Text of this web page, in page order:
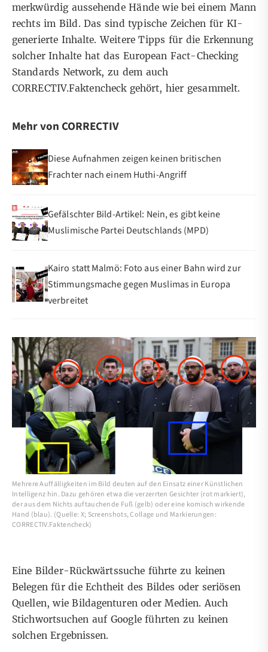
merkwürdig aussehende Hände wie bei einem Mann
rechts im Bild.Das sind typische Zeichen für KI-
generierte Inhalte. Weitere Tipps für die Erkennung
solcher Inhalte hat das European Fact-Checking
Standards Network, zu dem auch
CORRECTIV.Faktencheck gehört,hier gesammelt.
Mehr von CORRECTIV
Diese Aufnahmen zeigen keinen britischen
Frachter nach einem Huthi-Angriff
Gefälschter Bild-Artikel: Nein, es gibt keine
Muslimische Partei Deutschlands (MPD)
Kairo statt Malmö: Foto aus einer Bahn wird zur
Stimmungsmache gegen Muslimas in Europa
verbreitet
Mehrere Auffälligkeiten im Bild deuten auf den Einsatz einer Künstlichen
Intelligenz hin. Dazu gehören etwa die verzerrten Gesichter (rot markiert),
der aus dem Nichts auftauchende Fuß (gelb) oder eine komisch wirkende
Hand (blau). (Quelle: X; Screenshots, Collage und Markierungen:
CORRECTIV.Faktencheck)
Eine Bilder-Rückwärtssuche führte zu keinen
Belegen für die Echtheit des Bildes oder seriösen
Quellen, wie Bildagenturen oder Medien. Auch
Stichwortsuchen auf Google führten zu keinen
solchen Ergebnissen.